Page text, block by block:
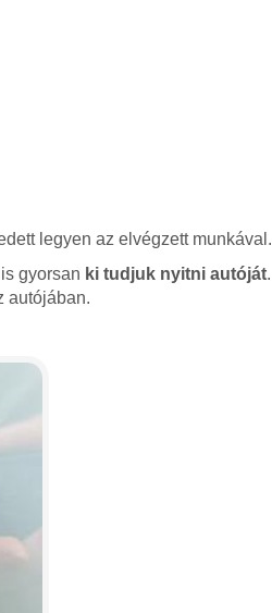
legyen az elvégzett munkával.
gyorsan ki tudjuk nyitni autóját.
autójában.